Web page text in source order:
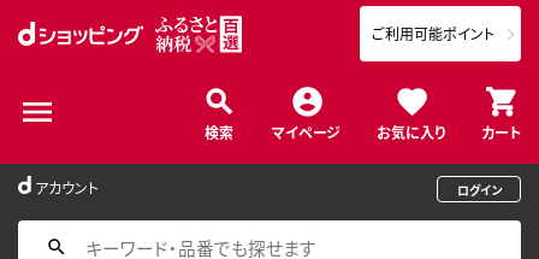
検索 マイページ お気に入り カート
ご利用可能ポイント
アカウント ログイン